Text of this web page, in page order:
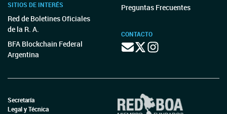
SITIOS DE INTERÉS
Red de Boletines Oficiales
de la R. A.
BFA Blockchain Federal
Argentina
Preguntas Frecuentes
CONTACTO
Secretaría
Legal y Técnica